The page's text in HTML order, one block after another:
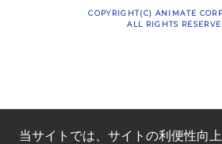
COPYRIGHT(C) ANIMATE
ALL RIGHTS
当サイトでは、サイトの利便性向